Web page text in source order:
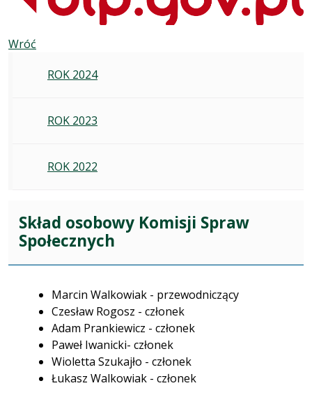
Wróć
ROK 2024
ROK 2023
ROK 2022
Skład osobowy Komisji Spraw
Społecznych
Marcin Walkowiak - przewodniczący
Czesław Rogosz - członek
Adam Prankiewicz - członek
Paweł Iwanicki- członek
Wioletta Szukajło - członek
Łukasz Walkowiak - członek